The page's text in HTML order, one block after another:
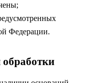
Федерации.